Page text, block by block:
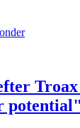
potential"